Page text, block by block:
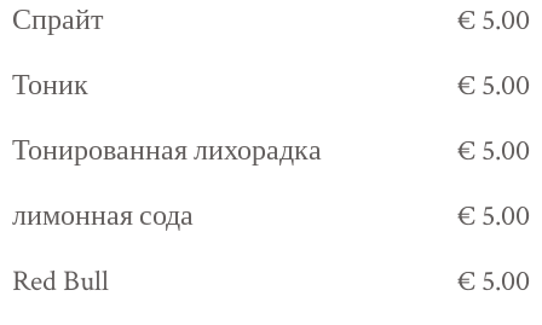
Спрайт
€ 5.00
Тоник
€ 5.00
Тонированная лихорадка
€ 5.00
лимонная сода
€ 5.00
Red Bull
€ 5.00